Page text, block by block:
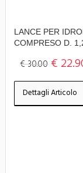
LANCE PER
COMPRESO D.
€ 30.00 €
Dettagli Articolo